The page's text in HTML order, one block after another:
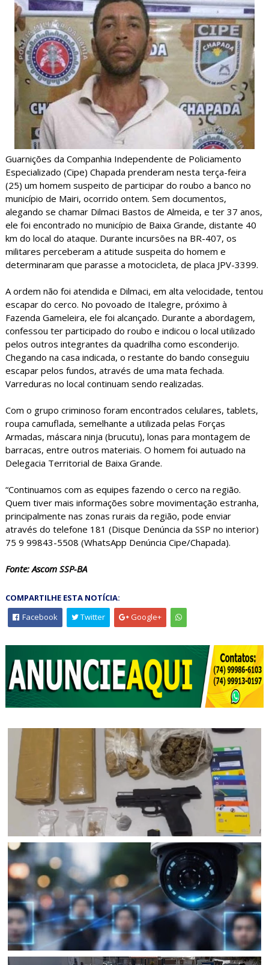
Guarnições da Companhia Independente de Policiamento
Especializado (Cipe) Chapada prenderam nesta terça-feira
(25) um homem suspeito de participar do roubo a banco no
município de Mairi, ocorrido ontem. Sem documentos,
alegando se chamar Dilmaci Bastos de Almeida, e ter 37 anos,
ele foi encontrado no município de Baixa Grande, distante 40
km do local do ataque. Durante incursões na BR-407, os
militares perceberam a atitude suspeita do homem e
determinaram que parasse a motocicleta, de placa JPV-3399.
A ordem não foi atendida e Dilmaci, em alta velocidade, tentou
escapar do cerco. No povoado de Italegre, próximo à
Fazenda Gameleira, ele foi alcançado. Durante a abordagem,
confessou ter participado do roubo e indicou o local utilizado
pelos outros integrantes da quadrilha como esconderijo.
Chegando na casa indicada, o restante do bando conseguiu
escapar pelos fundos, através de uma mata fechada.
Varreduras no local continuam sendo realizadas.
Com o grupo criminoso foram encontrados celulares, tablets,
roupa camuflada, semelhante a utilizada pelas Forças
Armadas, máscara ninja (brucutu), lonas para montagem de
barracas, entre outros materiais. O homem foi autuado na
Delegacia Territorial de Baixa Grande.
“Continuamos com as equipes fazendo o cerco na região.
Quem tiver mais informações sobre movimentação estranha,
principalmente nas zonas rurais da região, pode enviar
através do telefone 181 (Disque Denúncia da SSP no interior)
75 9 99843-5508 (WhatsApp Denúncia Cipe/Chapada).
Fonte: Ascom SSP-BA
COMPARTILHE ESTA NOTÍCIA:
Facebook
Twitter Google+
JUAZEIRO
Confronto na BR 235 resulta na morte de homem com
mandados de prisão em Juazeiro (BA); Rondesp
apreendeu pistola e drogas